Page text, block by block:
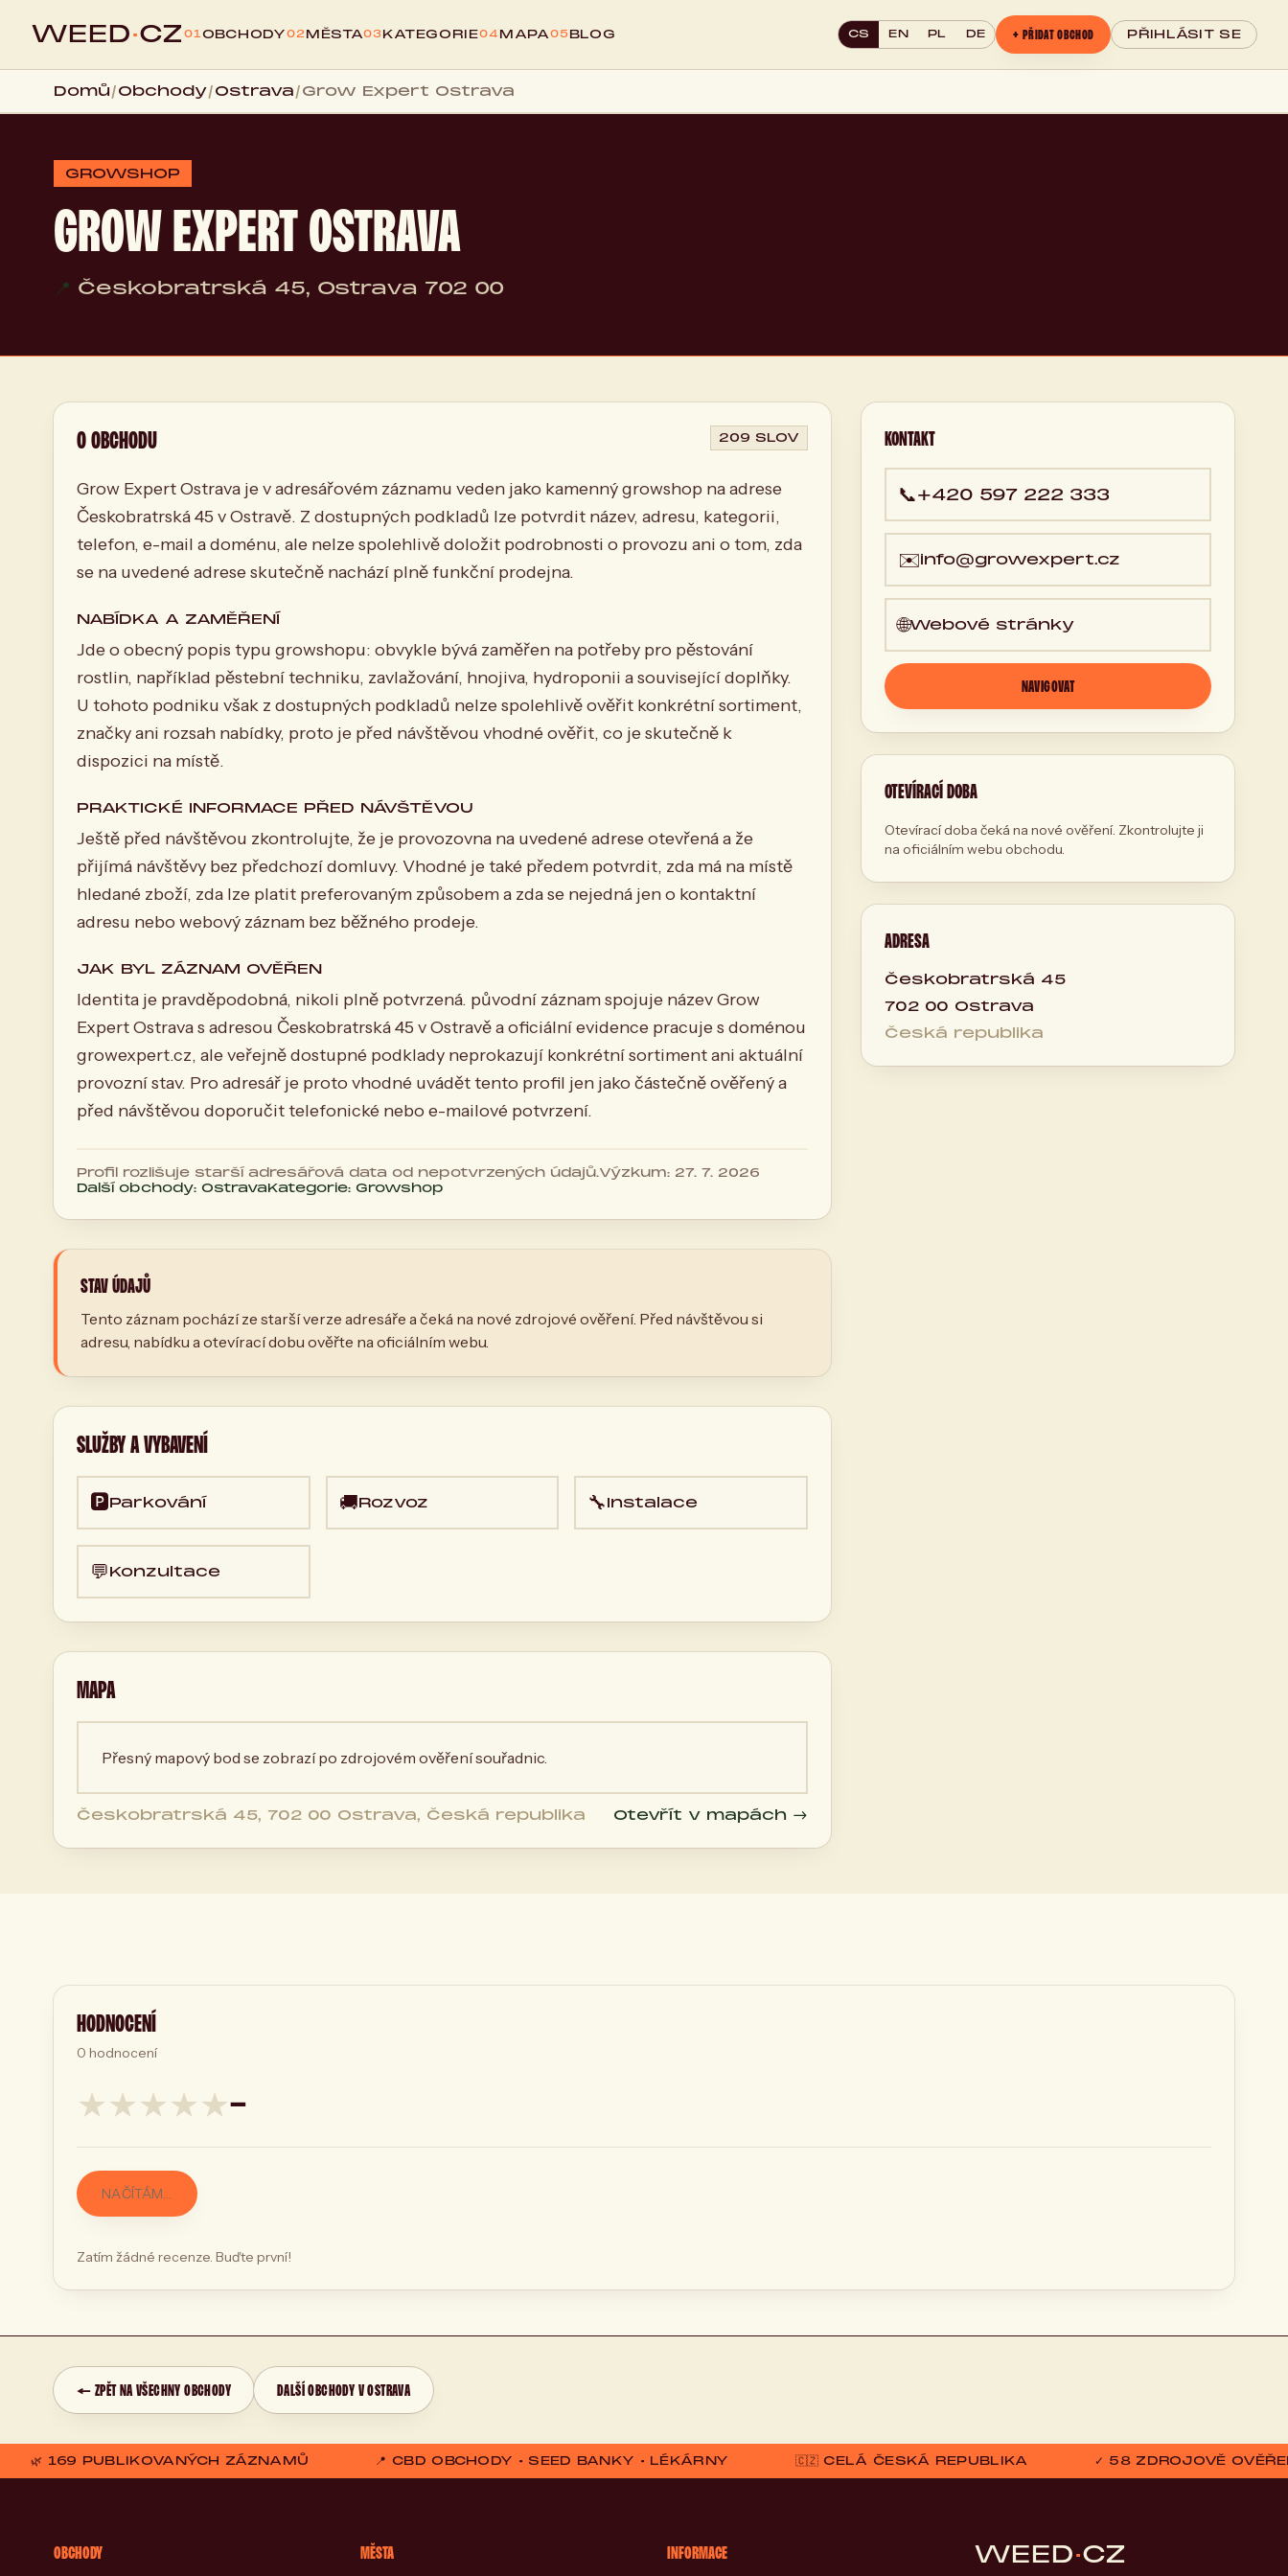
WEED·CZ 01OBCHODY02 MĚSTA03 KATEGORIE04 MAPA05 BLOG CS EN PL DE + PŘIDAT OBCHOD PŘIHLÁSIT SE
Domů/Obchody/Ostrava/Grow Expert Ostrava
GROWSHOP
GROW EXPERT OSTRAVA
📍 Českobratrská 45, Ostrava 702 00
O OBCHODU 209 SLOV
Grow Expert Ostrava je v adresářovém záznamu veden jako kamenný growshop na adrese
Českobratrská 45 v Ostravě. Z dostupných podkladů lze potvrdit název, adresu, kategorii,
telefon, e-mail a doménu, ale nelze spolehlivě doložit podrobnosti o provozu ani o tom, zda
se na uvedené adrese skutečně nachází plně funkční prodejna.
NABÍDKA A ZAMĚŘENÍ
Jde o obecný popis typu growshopu: obvykle bývá zaměřen na potřeby pro pěstování
rostlin, například pěstební techniku, zavlažování, hnojiva, hydroponii a související doplňky.
U tohoto podniku však z dostupných podkladů nelze spolehlivě ověřit konkrétní sortiment,
značky ani rozsah nabídky, proto je před návštěvou vhodné ověřit, co je skutečně k
dispozici na místě.
PRAKTICKÉ INFORMACE PŘED NÁVŠTĚVOU
Ještě před návštěvou zkontrolujte, že je provozovna na uvedené adrese otevřená a že
přijímá návštěvy bez předchozí domluvy. Vhodné je také předem potvrdit, zda má na místě
hledané zboží, zda lze platit preferovaným způsobem a zda se nejedná jen o kontaktní
adresu nebo webový záznam bez běžného prodeje.
JAK BYL ZÁZNAM OVĚŘEN
Identita je pravděpodobná, nikoli plně potvrzená. původní záznam spojuje název Grow
Expert Ostrava s adresou Českobratrská 45 v Ostravě a oficiální evidence pracuje s doménou
growexpert.cz, ale veřejně dostupné podklady neprokazují konkrétní sortiment ani aktuální
provozní stav. Pro adresář je proto vhodné uvádět tento profil jen jako částečně ověřený a
před návštěvou doporučit telefonické nebo e-mailové potvrzení.
Profil rozlišuje starší adresářová data od nepotvrzených údajů.Výzkum: 27. 7. 2026
Další obchody: OstravaKategorie: Growshop
STAV ÚDAJŮ
Tento záznam pochází ze starší verze adresáře a čeká na nové zdrojové ověření. Před návštěvou si
adresu, nabídku a otevírací dobu ověřte na oficiálním webu.
SLUŽBY A VYBAVENÍ
🅿️Parkování 🚚Rozvoz 🔧Instalace
💬Konzultace
MAPA
Přesný mapový bod se zobrazí po zdrojovém ověření souřadnic.
Českobratrská 45, 702 00 Ostrava, Česká republika Otevřít v mapách →
KONTAKT
📞+420 597 222 333
✉️info@growexpert.cz
🌐Webové stránky
NAVIGOVAT
OTEVÍRACÍ DOBA
Otevírací doba čeká na nové ověření. Zkontrolujte ji
na oficiálním webu obchodu.
ADRESA
Českobratrská 45
702 00 Ostrava
Česká republika
HODNOCENÍ
0 hodnocení
★★★★★—
NAČÍTÁM…
Zatím žádné recenze. Buďte první!
← ZPĚT NA VŠECHNY OBCHODY DALŠÍ OBCHODY V OSTRAVA
🌿 169 PUBLIKOVANÝCH ZÁZNAMŮ 📍 CBD OBCHODY • SEED BANKY • LÉKÁRNY 🇨🇿 CELÁ ČESKÁ REPUBLIKA ✓ 58 ZDROJOVĚ
OBCHODY MĚSTA INFORMACE WEED·CZ